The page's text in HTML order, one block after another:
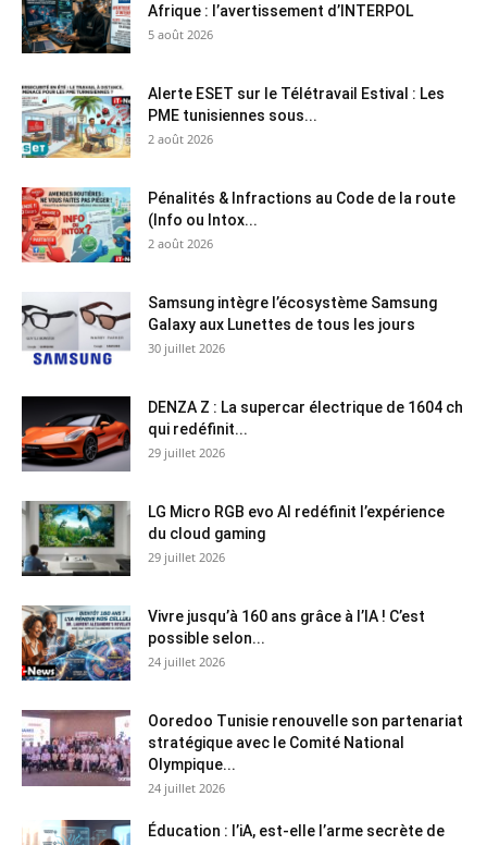
Afrique : l’avertissement d’INTERPOL
5 août 2026
Alerte ESET sur le Télétravail Estival : Les
PME tunisiennes sous...
2 août 2026
Pénalités & Infractions au Code de la route
(Info ou Intox...
2 août 2026
Samsung intègre l’écosystème Samsung
Galaxy aux Lunettes de tous les jours
30 juillet 2026
DENZA Z : La supercar électrique de 1604 ch
qui redéfinit...
29 juillet 2026
LG Micro RGB evo AI redéfinit l’expérience
du cloud gaming
29 juillet 2026
Vivre jusqu’à 160 ans grâce à l’IA ! C’est
possible selon...
24 juillet 2026
Ooredoo Tunisie renouvelle son partenariat
stratégique avec le Comité National
Olympique...
24 juillet 2026
Éducation : l’iA, est-elle l’arme secrète de